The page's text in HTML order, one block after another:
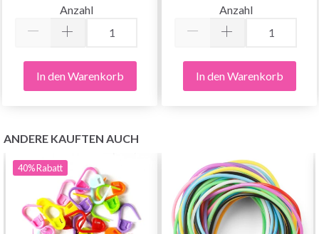
Anzahl
In den Warenkorb
Anzahl
In den Warenkorb
ANDERE KAUFTEN AUCH
40%Rabatt